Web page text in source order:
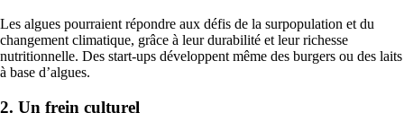
Les algues pourraient répondre aux défis de la surpopulation et du
changement climatique, grâce à leur durabilité et leur richesse
nutritionnelle. Des start-ups développent même des burgers ou des laits
à base d’algues.
2. Un frein culturel